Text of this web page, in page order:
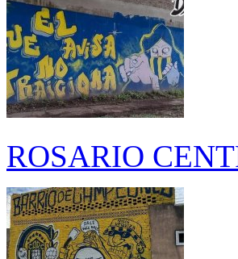
ROSARIO